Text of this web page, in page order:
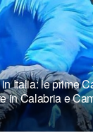
Italia: le prime
in Calabria e